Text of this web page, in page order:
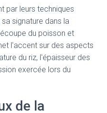
par leurs techniques
signature dans la
du poisson et
l'accent sur des aspects
du riz, l'épaisseur des
exercée lors du
de la